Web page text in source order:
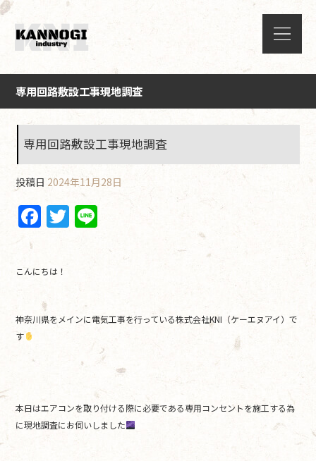
専用回路敷設工事現地調査
専用回路敷設工事現地調査
投稿日 2024年11月28日
F
a
c
e
b
o
T
w
e
こんにちは！
神奈川県をメインに電気工事を行っている株式会社KNI（ケーエヌアイ）で
す
本日はエアコンを取り付ける際に必要である専用コンセントを施工する為
に現地調査にお伺いしました